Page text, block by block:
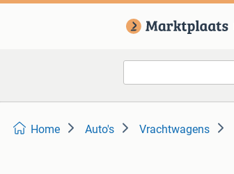
Home Auto's Vrachtwagens